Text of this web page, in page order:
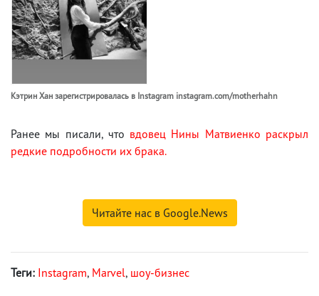
Кэтрин Хан зарегистрировалась в Instagram instagram.com/motherhahn
Ранее мы писали, что вдовец Нины Матвиенко раскрыл
редкие подробности их брака.
Читайте нас в Google.News
Теги: Instagram, Marvel, шоу-бизнес